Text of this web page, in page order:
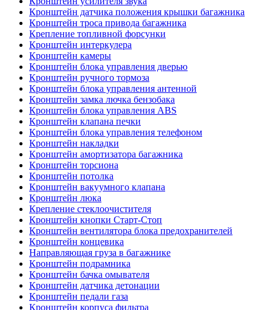
Кронштейн датчика положения крышки багажника
Кронштейн троса привода багажника
Крепление топливной форсунки
Кронштейн интеркулера
Кронштейн камеры
Кронштейн блока управления дверью
Кронштейн ручного тормоза
Кронштейн блока управления антенной
Кронштейн замка лючка бензобака
Кронштейн блока управления ABS
Кронштейн клапана печки
Кронштейн блока управления телефоном
Кронштейн накладки
Кронштейн амортизатора багажника
Кронштейн торсиона
Кронштейн потолка
Кронштейн вакуумного клапана
Кронштейн люка
Крепление стеклоочистителя
Кронштейн кнопки Старт-Стоп
Кронштейн вентилятора блока предохранителей
Кронштейн концевика
Направляющая груза в багажнике
Кронштейн подрамника
Кронштейн бачка омывателя
Кронштейн датчика детонации
Кронштейн педали газа
Кронштейн корпуса фильтра